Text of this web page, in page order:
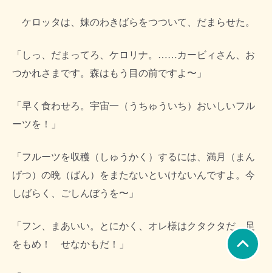
ケロッタは、妹のわきばらをつついて、だまらせた。
「しっ、だまってろ、ケロリナ。……カービィさん、お
つかれさまです。森はもう目の前ですよ〜」
「早く食わせろ。宇宙一（うちゅういち）おいしいフル
ーツを！」
「フルーツを収穫（しゅうかく）するには、満月（まん
げつ）の晩（ばん）をまたないといけないんですよ。今
しばらく、ごしんぼうを〜」
「フン、まあいい。とにかく、オレ様はクタクタだ。足
をもめ！ せなかもだ！」